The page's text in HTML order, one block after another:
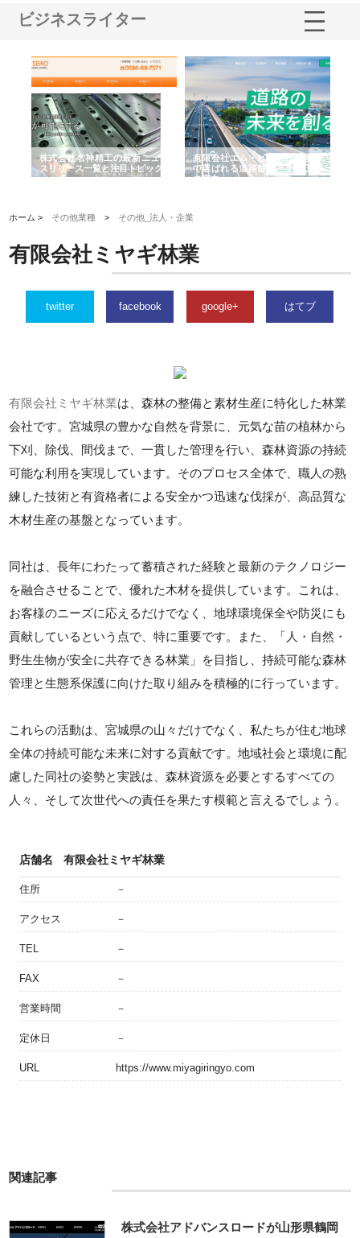
ビジネスライター
株式会社名神精工の最新ニュー
スリリース一覧と注目トピック
有限会社エム・ビルドが南多摩
で選ばれる道路舗装と土木工事
の実力
ホーム > その他業種 > その他_法人・企業
有限会社ミヤギ林業
twitter facebook google+ はてブ
有限会社ミヤギ林業は、森林の整備と素材生産に特化した林業
会社です。宮城県の豊かな自然を背景に、元気な苗の植林から
下刈、除伐、間伐まで、一貫した管理を行い、森林資源の持続
可能な利用を実現しています。そのプロセス全体で、職人の熟
練した技術と有資格者による安全かつ迅速な伐採が、高品質な
木材生産の基盤となっています。
同社は、長年にわたって蓄積された経験と最新のテクノロジー
を融合させることで、優れた木材を提供しています。これは、
お客様のニーズに応えるだけでなく、地球環境保全や防災にも
貢献しているという点で、特に重要です。また、「人・自然・
野生生物が安全に共存できる林業」を目指し、持続可能な森林
管理と生態系保護に向けた取り組みを積極的に行っています。
これらの活動は、宮城県の山々だけでなく、私たちが住む地球
全体の持続可能な未来に対する貢献です。地域社会と環境に配
慮した同社の姿勢と実践は、森林資源を必要とするすべての
人々、そして次世代への責任を果たす模範と言えるでしょう。
店舗名 有限会社ミヤギ林業
住所 －
アクセス －
TEL －
FAX －
営業時間 －
定休日 －
URL https://www.miyagiringyo.com
関連記事
株式会社アドバンスロードが山形県鶴岡